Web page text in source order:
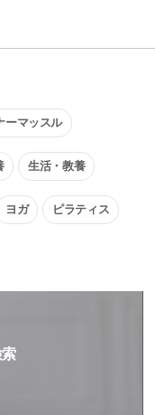
ーマッスル
生活・教養
ヨガ ピラティス